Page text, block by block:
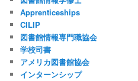
Apprenticeships
CILIP
図書館情報専門職協会
学校司書
アメリカ図書館協会
インターンシップ